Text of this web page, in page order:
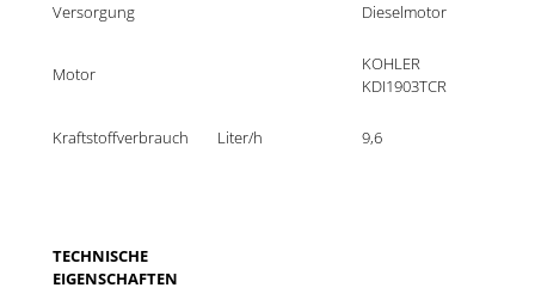
Versorgung Dieselmotor
Motor
KOHLER
KDI1903TCR
Kraftstoffverbrauch Liter/h 9,6
TECHNISCHE
EIGENSCHAFTEN